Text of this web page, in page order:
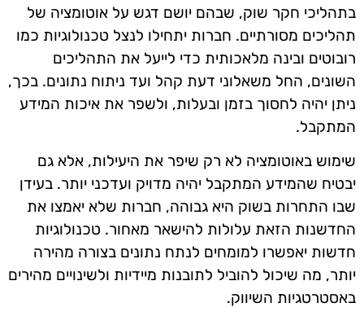
בתהליכי חקר שוק, שבהם יושם דגש על אוטומציה של
תהליכים מסורתיים. חברות יתחילו לנצל טכנולוגיות כמו
רובוטים ובינה מלאכותית כדי לייעל את התהליכים
השונים, החל משאלוני דעת קהל ועד ניתוח נתונים. בכך,
ניתן יהיה לחסוך בזמן ובעלות, ולשפר את איכות המידע
המתקבל.
שימוש באוטומציה לא רק שיפר את היעילות, אלא גם
יבטיח שהמידע המתקבל יהיה מדויק ועדכני יותר. בעידן
שבו התחרות בשוק היא גבוהה, חברות שלא יאמצו את
החדשנות הזאת עלולות להישאר מאחור. טכנולוגיות
חדשות יאפשרו למומחים לנתח נתונים בצורה מהירה
יותר, מה שיכול להוביל לתובנות מיידיות ולשינויים מהירים
באסטרטגיות השיווק.